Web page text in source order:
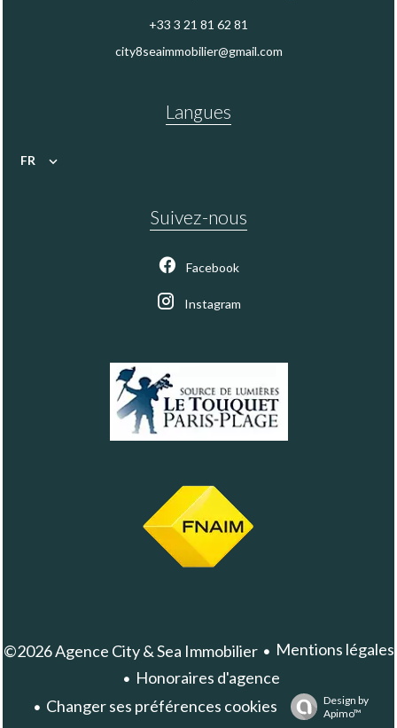
+33 3 21 81 62 81
city8seaimmobilier@gmail.com
Langues
FR
Suivez-nous
Facebook
Instagram
©2026 Agence City & Sea Immobilier
Mentions légales
Honoraires d'agence
Changer ses préférences cookies
Design by
Apimo™